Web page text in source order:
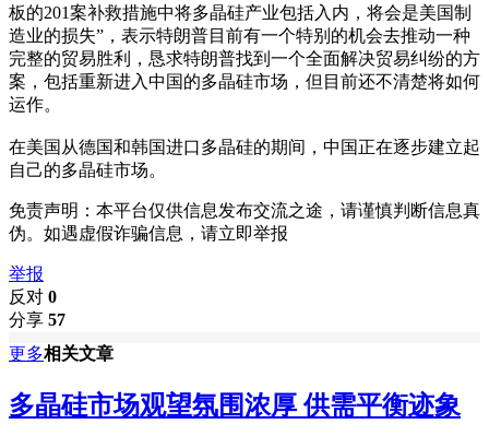
板的201案补救措施中将多晶硅产业包括入内，将会是美国制
造业的损失”，表示特朗普目前有一个特别的机会去推动一种
完整的贸易胜利，恳求特朗普找到一个全面解决贸易纠纷的方
案，包括重新进入中国的多晶硅市场，但目前还不清楚将如何
运作。
在美国从德国和韩国进口多晶硅的期间，中国正在逐步建立起
自己的多晶硅市场。
免责声明：本平台仅供信息发布交流之途，请谨慎判断信息真
伪。如遇虚假诈骗信息，请立即举报
举报
反对 0
分享 57
更多相关文章
多晶硅市场观望氛围浓厚 供需平衡迹象